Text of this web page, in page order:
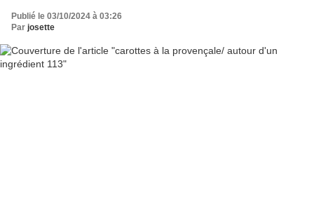
Publié le 03/10/2024 à 03:26
Par josette